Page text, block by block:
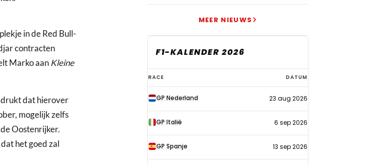
in de Red Bull-
contracten
Marko aanKleine
dat hierover
mogelijk zelfs
Oostenrijker.
het goed zal
MEER NIEUWS
F1-KALENDER 2026
F1-
kalender
2026
RACE DATUM
GP Nederland 23 aug 2026
GP Italië 6 sep 2026
GP Spanje 13 sep 2026